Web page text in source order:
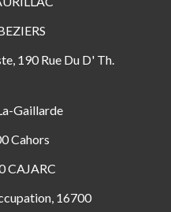
190 Rue Du D' Th.
Gaillarde
Cahors
CAJARC
16700